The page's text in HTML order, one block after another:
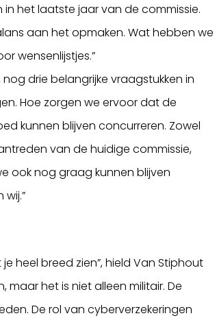
in het laatste jaar van de commissie.
aan het opmaken. Wat hebben we
wensenlijstjes.”
drie belangrijke vraagstukken in
Hoe zorgen we ervoor dat de
kunnen blijven concurreren. Zowel
van de huidige commissie,
ook nog graag kunnen blijven
heel breed zien”, hield Van Stiphout
maar het is niet alleen militair. De
De rol van cyberverzekeringen